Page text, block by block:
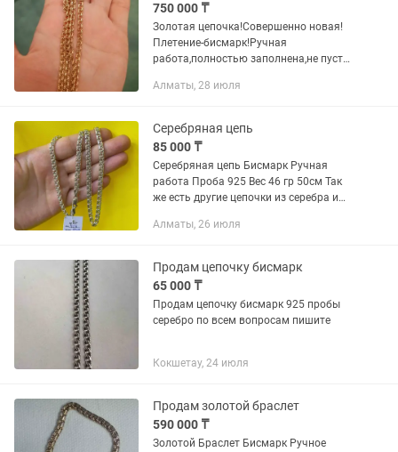
750 000 ₸
Золотая цепочка!Совершенно новая!
Плетение-бисмарк!Ручная
работа,полностью заполнена,не пустая
Вес-14,2, 55см Цена-
Алматы, 28 июля
Серебряная цепь
85 000 ₸
Серебряная цепь Бисмарк Ручная
работа Проба 925 Вес 46 гр 50см Так
же есть другие цепочки из серебра и
Алматы, 26 июля
Продам цепочку бисмарк
65 000 ₸
Продам цепочку бисмарк 925 пробы
серебро по всем вопросам пишите
Кокшетау, 24 июля
Продам золотой браслет
590 000 ₸
Золотой Браслет Бисмарк Ручное